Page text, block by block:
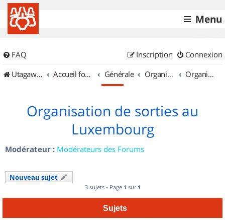
Menu
FAQ Connexion
Inscription
UtagawaVTT (Randos VTT et VTTAE avec traces GPS)
Accueil forum Générale Organisation de sorties & Recherche de partenaires Organisation de sorties au Luxembourg
Organisation de sorties au
Luxembourg
Modérateur : Modérateurs des Forums
Nouveau sujet
3 sujets • Page 1 sur 1
Sujets